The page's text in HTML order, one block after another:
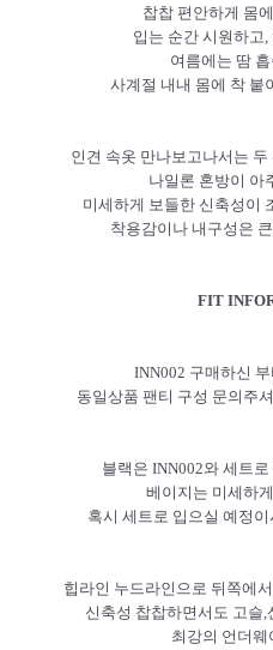
찹찹 편안하게 몸
입는 순간 시원하고
여름에는 땀
사계절 내내 몸에 착 붙
인견 속옷 만나보고나서는
나일론 혼방이 아
미세하게 보들한 신축성이
착용감이나 내구성은
FIT
INN002 구매하신
동일상품 팬티 구성 문의주
블랙은 INN002와 세트
베이지는 미세하
혹시 세트로 입으실 예정
힙라인 누드라인으로 뒤쪽에
신축성 찹찹하면서도 고슬
최강의 언더웨